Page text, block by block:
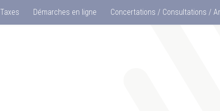
Taxes Démarches en ligne Concertations / Consultations /